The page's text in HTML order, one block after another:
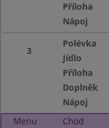
Příloha
Nápoj
3
Polévka
Jídlo
Příloha
Doplněk
Nápoj
Menu
Chod